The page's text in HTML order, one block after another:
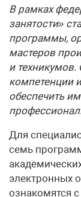
В рамках
занятости»
программы,
мастеров
и техникумов.
компетенции
обеспечить
Для
семь
электронных
ознакомятся